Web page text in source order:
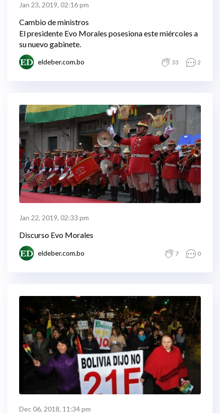
Jan 23, 2019, 02:16 pm
Cambio de ministros
El presidente Evo Morales posesiona este miércoles a
su nuevo gabinete.
eldeber.com.bo 33 2
Jan 22, 2019, 02:33 pm
Discurso Evo Morales
eldeber.com.bo 7 0
Dec 06, 2018, 11:34 pm